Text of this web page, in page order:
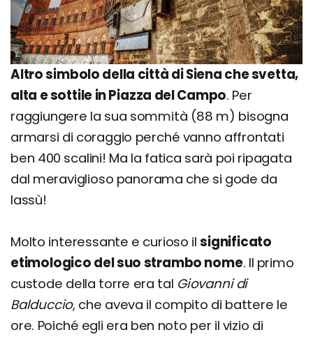
Altro simbolo della città di Siena che svetta,
alta e sottile in Piazza del Campo. Per
raggiungere la sua sommità (88 m) bisogna
armarsi di coraggio perché vanno affrontati
ben 400 scalini! Ma la fatica sarà poi ripagata
dal meraviglioso panorama che si gode da
lassù!
Molto interessante e curioso ilsignificato
etimologico del suo strambo nome. Il primo
custode della torre era tal Giovanni di
Balduccio, che aveva il compito di battere le
ore. Poiché egli era ben noto per il vizio di